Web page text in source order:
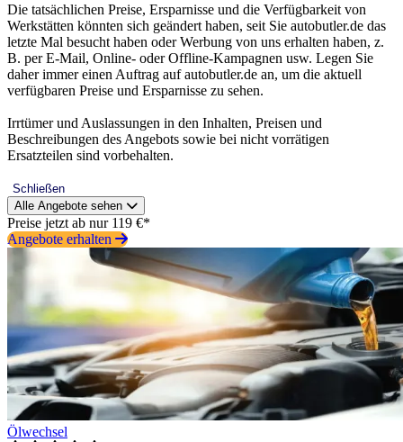
Die tatsächlichen Preise, Ersparnisse und die Verfügbarkeit von
Werkstätten könnten sich geändert haben, seit Sie autobutler.de das
letzte Mal besucht haben oder Werbung von uns erhalten haben, z.
B. per E-Mail, Online- oder Offline-Kampagnen usw. Legen Sie
daher immer einen Auftrag auf autobutler.de an, um die aktuell
verfügbaren Preise und Ersparnisse zu sehen.
Irrtümer und Auslassungen in den Inhalten, Preisen und
Beschreibungen des Angebots sowie bei nicht vorrätigen
Ersatzteilen sind vorbehalten.
Schließen
Alle Angebote sehen
Preise jetzt ab nur 119 €*
Angebote erhalten
Ölwechsel